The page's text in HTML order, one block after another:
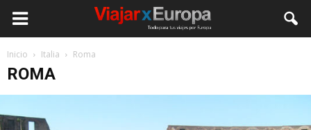
Viajar
por
Inicio Italia Roma
ROMA